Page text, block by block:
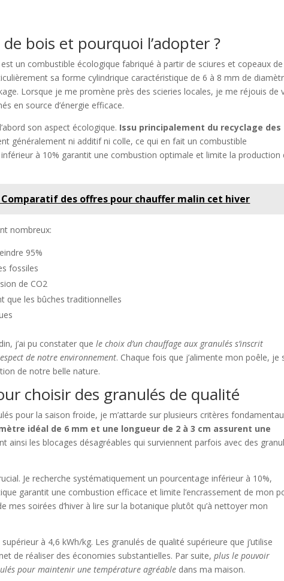
bois et pourquoi l’adopter ?
un combustible écologique fabriqué à partir de sciures et copeaux
sa forme cylindrique caractéristique de 6 à 8 mm de
Lorsque je me promène près des scieries locales, je me réjouis de
en source d’énergie efficace.
son aspect écologique. Issu principalement du recyclage des
généralement ni additif ni colle, ce qui en fait un combustible
à 10% garantit une combustion optimale et limite la production
Comparatif des offres pour chauffer malin cet hiver​
nombreux:
95%
fossiles
de CO2
que les bûches traditionnelles
j’ai pu constater quele choix d’un chauffage aux granulés s’inscrit
de notre environnement. Chaque fois que j’alimente mon poêle, je
de notre belle nature.
choisir des granulés de qualité
pour la saison froide, je m’attarde sur plusieurs critères
idéal de 6 mm et une longueur de 2 à 3 cm assurent une
ainsi les blocages désagréables qui surviennent parfois avec des
Je recherche systématiquement un pourcentage inférieur à 10%,
garantit une combustion efficace et limite l’encrassement de mon
soirées d’hiver à lire sur la botanique plutôt qu’à nettoyer mon
à 4,6 kWh/kg. Les granulés de qualité supérieure que j’utilise
de réaliser des économies substantielles. Par suite,plus le pouvoir
pour maintenir une température agréable dans ma maison.